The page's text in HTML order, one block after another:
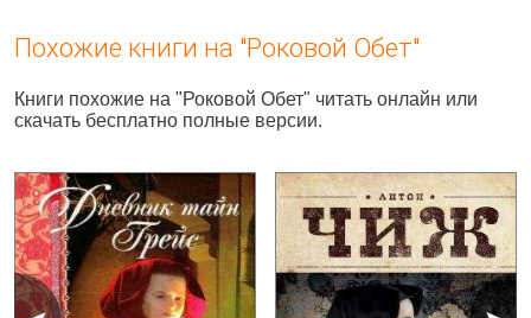
Похожие книги на "Роковой Обет"
Книги похожие на "Роковой Обет" читать онлайн или
скачать бесплатно полные версии.